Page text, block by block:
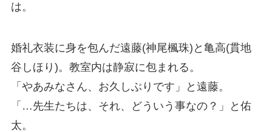
は。
婚礼衣装に身を包んだ遠藤(神尾楓珠)と亀高(貫地
谷しほり)。教室内は静寂に包まれる。
「やあみなさん、お久しぶりです」と遠藤。
「…先生たちは、それ、どういう事なの？」と佑
太。